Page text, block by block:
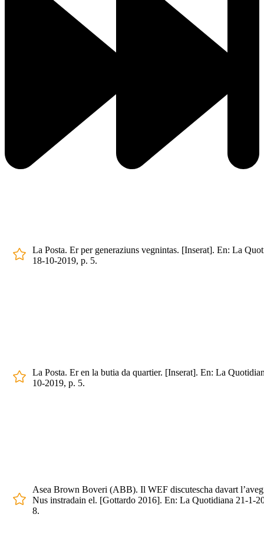
La Posta. Er per generaziuns vegnintas. [Inserat]. En: La
18-10-2019, p. 5.
La Posta. Er en la butia da quartier. [Inserat]. En: La
10-2019, p. 5.
Asea Brown Boveri (ABB). Il WEF discutescha davart
Nus instradain el. [Gottardo 2016]. En: La Quotidiana 21-1-
8.